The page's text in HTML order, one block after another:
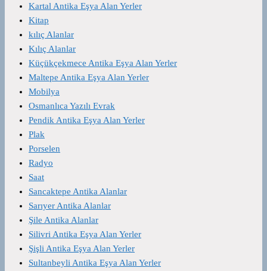
Kartal Antika Eşya Alan Yerler
Kitap
kılıç Alanlar
Kılıç Alanlar
Küçükçekmece Antika Eşya Alan Yerler
Maltepe Antika Eşya Alan Yerler
Mobilya
Osmanlıca Yazılı Evrak
Pendik Antika Eşya Alan Yerler
Plak
Porselen
Radyo
Saat
Sancaktepe Antika Alanlar
Sarıyer Antika Alanlar
Şile Antika Alanlar
Silivri Antika Eşya Alan Yerler
Şişli Antika Eşya Alan Yerler
Sultanbeyli Antika Eşya Alan Yerler